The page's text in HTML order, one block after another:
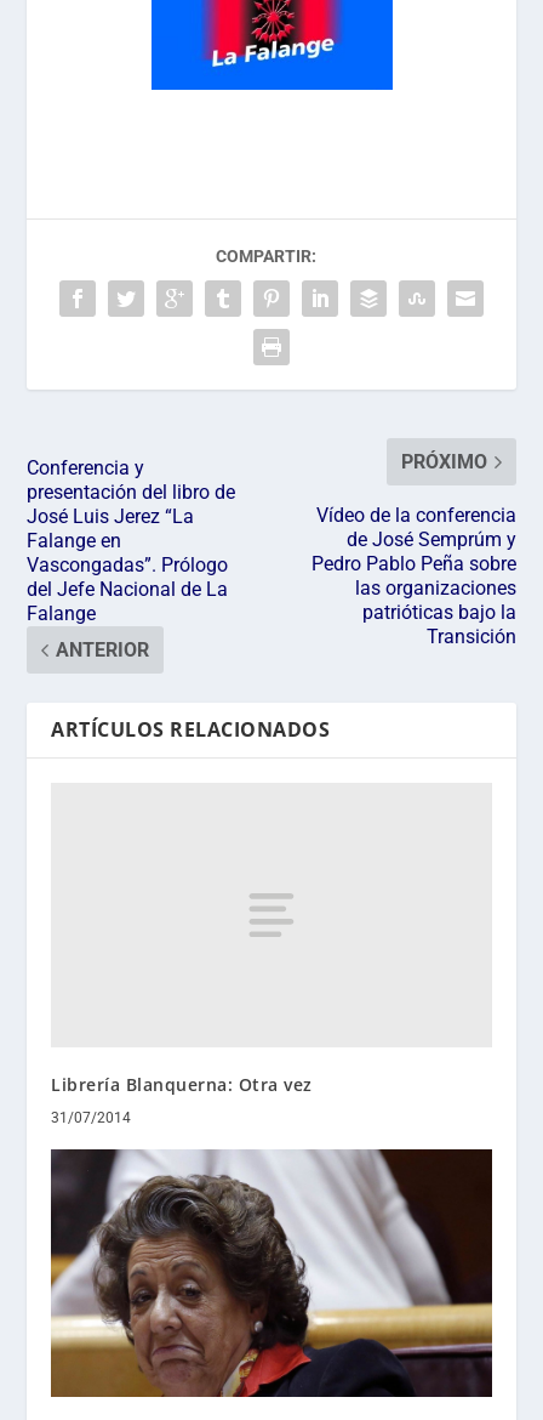
COMPARTIR:
Conferencia y
presentación del libro de
José Luis Jerez “La
Falange en
Vascongadas”. Prólogo
del Jefe Nacional de La
Falange
ANTERIOR
PRÓXIMO
Vídeo de la conferencia
de José Semprúm y
Pedro Pablo Peña sobre
las organizaciones
patrióticas bajo la
Transición
ARTÍCULOS RELACIONADOS
Librería Blanquerna: Otra vez
31/07/2014